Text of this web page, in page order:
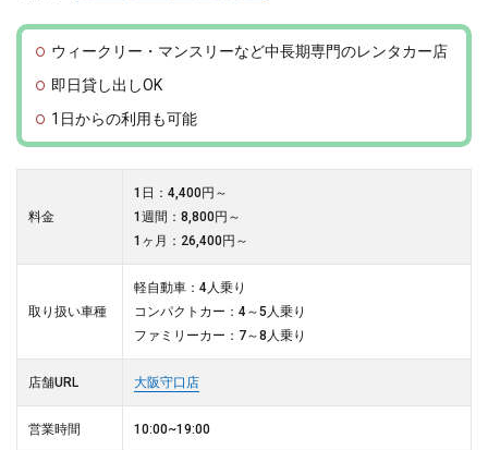
ウィークリー・マンスリーなど中長期専門のレンタカー店
即日貸し出しOK
1日からの利用も可能
料金
1日：4,400円～
1週間：8,800円～
1ヶ月：26,400円～
取り扱い車種
軽自動車：4人乗り
コンパクトカー：4～5人乗り
ファミリーカー：7～8人乗り
店舗URL 大阪守口店
営業時間 10:00~19:00